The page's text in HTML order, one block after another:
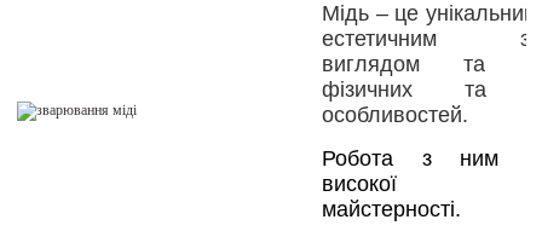
Мідь – це
естетичним
виглядом та
фізичних та
особливостей.
Робота з ним
високої
майстерності.